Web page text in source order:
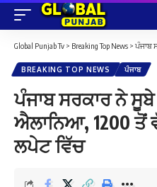
Global Punjab Tv > Breaking Top News > ਪੰਜਾਬ
BREAKING TOP NEWS ਪੰਜਾਬ
ਪੰਜਾਬ ਸਰਕਾਰ ਨੇ
ਐਲਾਨਿਆ, 1200 ਤੋਂ
ਲਪੇਟ ਵਿੱਚ